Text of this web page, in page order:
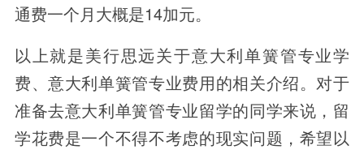
通费一个月大概是14加元。
以上就是美行思远关于意大利单簧管专业学
费、意大利单簧管专业费用的相关介绍。对于
准备去意大利单簧管专业留学的同学来说，留
学花费是一个不得不考虑的现实问题，希望以